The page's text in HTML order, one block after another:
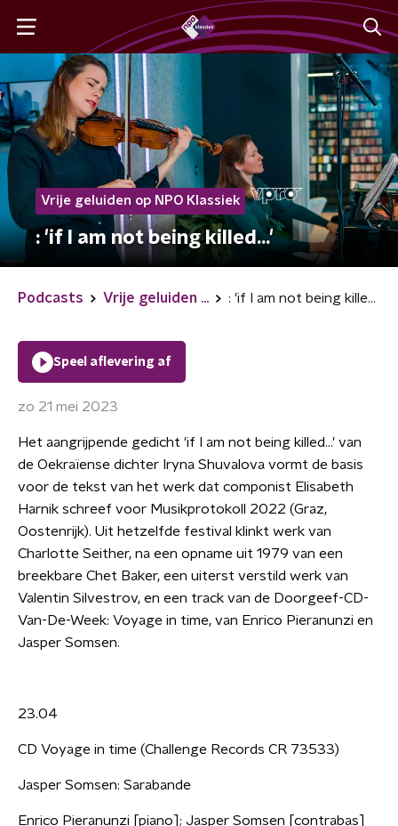
Vrije geluiden op NPO Klassiek
: 'if I am not being killed...'
Podcasts Vrije geluiden ... : 'if I am not being killed...'
Speel aflevering af
zo 21 mei 2023
Het aangrijpende gedicht 'if I am not being killed...' van
de Oekraïense dichter Iryna Shuvalova vormt de basis
voor de tekst van het werk dat componist Elisabeth
Harnik schreef voor Musikprotokoll 2022 (Graz,
Oostenrijk). Uit hetzelfde festival klinkt werk van
Charlotte Seither, na een opname uit 1979 van een
breekbare Chet Baker, een uiterst verstild werk van
Valentin Silvestrov, en een track van de Doorgeef-CD-
Van-De-Week: Voyage in time, van Enrico Pieranunzi en
Jasper Somsen.
23.04
CD Voyage in time (Challenge Records CR 73533)
Jasper Somsen: Sarabande
Enrico Pieranunzi [piano]; Jasper Somsen [contrabas]